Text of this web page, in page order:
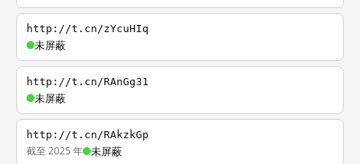
http://t.cn/zYcuHIq
未屏蔽
http://t.cn/RAnGg31
未屏蔽
http://t.cn/RAkzkGp
截至 2025 年 未屏蔽